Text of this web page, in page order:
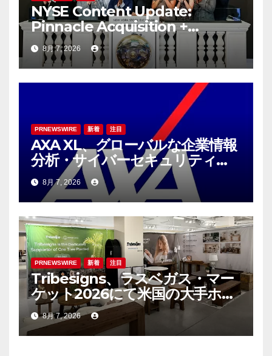
NYSE Content Update:
Pinnacle Acquisition +
Ticketplus to Debut for
Trade
8月 7, 2026
PRNEWSWIRE 新着 注目
AXA XL、グローバルな企業情報
分析・サイバーセキュリティコ
ンサルティング会社であるS-RM
を買収へ
8月 7, 2026
PRNEWSWIRE 新着 注目
Tribesigns、ラスベガス・マー
ケット2026にて米国の大手ホー
ム用品小売業者との連携を拡大
8月 7, 2026